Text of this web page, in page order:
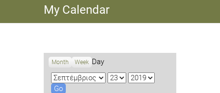
My Calendar
Month Week Day
M
o
D
Y